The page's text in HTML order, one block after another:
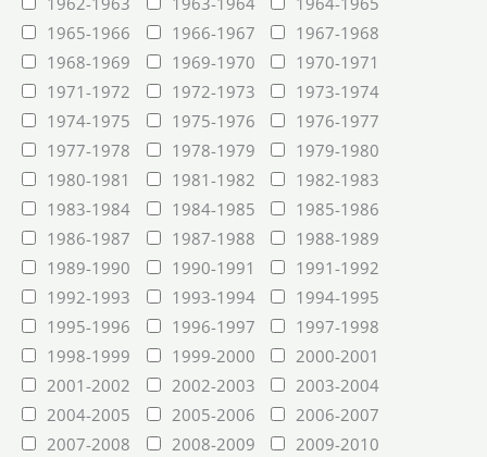
1965-1966
1966-1967
1967-1968
1968-1969
1969-1970
1970-1971
1971-1972
1972-1973
1973-1974
1974-1975
1975-1976
1976-1977
1977-1978
1978-1979
1979-1980
1980-1981
1981-1982
1982-1983
1983-1984
1984-1985
1985-1986
1986-1987
1987-1988
1988-1989
1989-1990
1990-1991
1991-1992
1992-1993
1993-1994
1994-1995
1995-1996
1996-1997
1997-1998
1998-1999
1999-2000
2000-2001
2001-2002
2002-2003
2003-2004
2004-2005
2005-2006
2006-2007
2007-2008
2008-2009
2009-2010